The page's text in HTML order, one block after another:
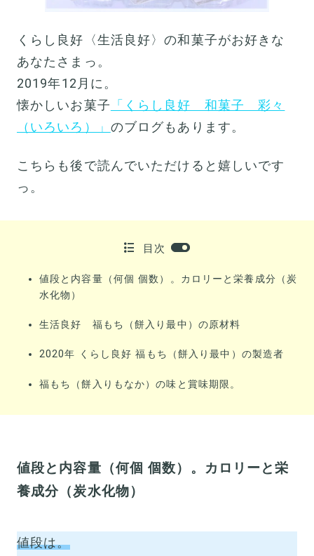
くらし良好〈生活良好〉の和菓子がお好きな
あなたさまっ。
2019年12月に。
懐かしいお菓子 「くらし良好 和菓子 彩々
（いろいろ）」 のブログもあります。
こちらも後で読んでいただけると嬉しいです
っ。
目次
値段と内容量（何個 個数）。カロリーと栄養成分（炭
水化物）
生活良好 福もち（餅入り最中）の原材料
2020年 くらし良好 福もち（餅入り最中）の製造者
福もち（餅入りもなか）の味と賞味期限。
値段と内容量（何個 個数）。カロリーと栄
養成分（炭水化物）
値段は。